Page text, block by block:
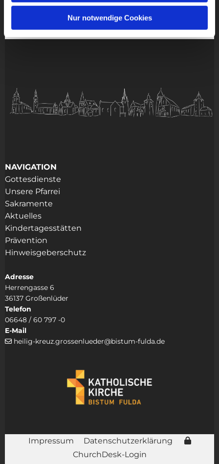
Nur notwendige Cookies
NAVIGATION
Gottesdienste
Unsere Pfarrei
Sakramente
Aktuelles
Kindertagesstätten
Prävention
Hinweisgeberschutz
Adresse
Herrengasse 6
36137 Großenlüder
Telefon
06648 / 60 797 -0
E-Mail
 heilig-kreuz.grossenlueder@bistum-fulda.de
Impressum
Datenschutzerklärung
ChurchDesk-Login